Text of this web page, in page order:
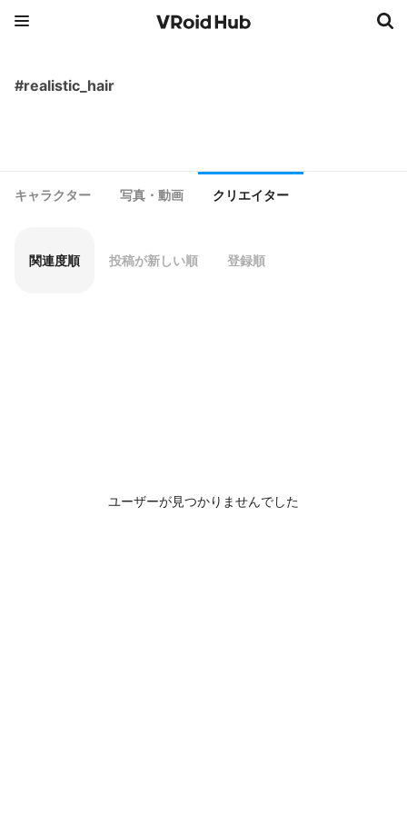
#realistic_hair
キャラクター 写真・動画 クリエイター
関連度順 投稿が新しい順 登録順
ユーザーが見つかりませんでした